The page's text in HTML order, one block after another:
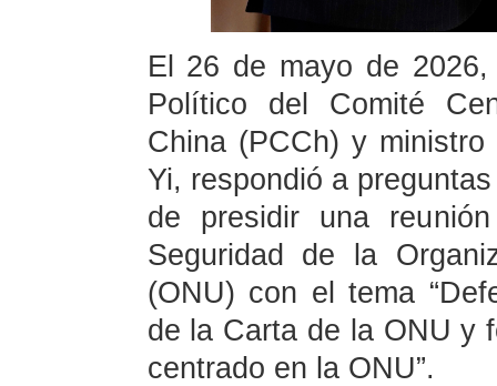
El 26 de mayo de
Político del Comité
China (PCCh) y
Yi, respondió a
de presidir una
Seguridad de la
(ONU) con el tema
de la Carta de la ONU y
centrado en la ONU”.